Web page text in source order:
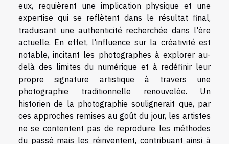
eux, requièrent une implication physique et une
expertise qui se reflètent dans le résultat final,
traduisant une authenticité recherchée dans l'ère
actuelle. En effet, l'influence sur la créativité est
notable, incitant les photographes à explorer au-
delà des limites du numérique et à redéfinir leur
propre signature artistique à travers une
photographie traditionnelle renouvelée. Un
historien de la photographie soulignerait que, par
ces approches remises au goût du jour, les artistes
ne se contentent pas de reproduire les méthodes
du passé mais les réinventent, contribuant ainsi à